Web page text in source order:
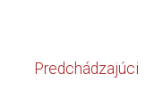
Predchádzajúci